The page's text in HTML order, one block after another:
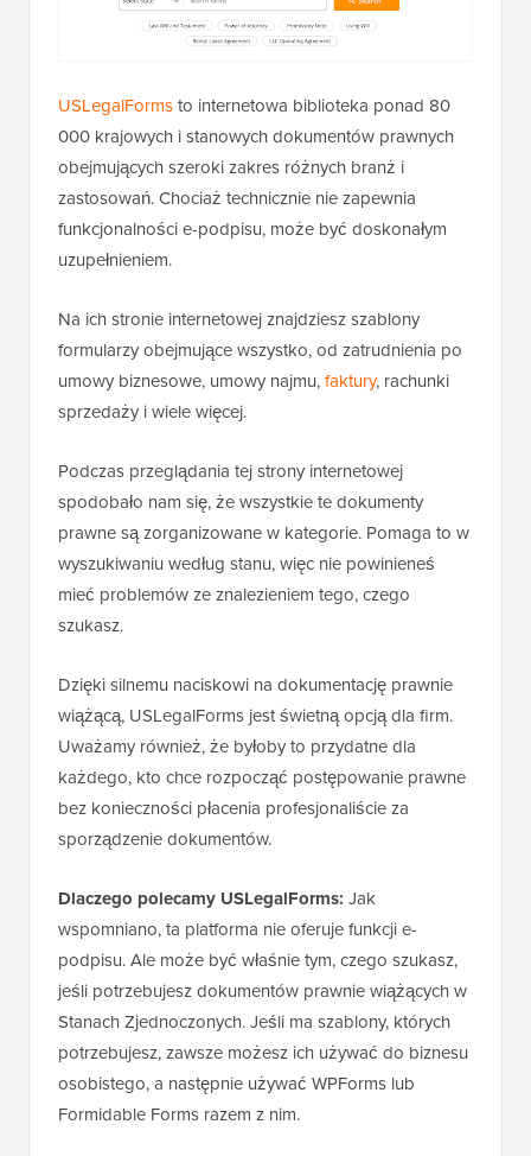
USLegalFormsto internetowa biblioteka ponad 80
000 krajowych i stanowych dokumentów prawnych
obejmujących szeroki zakres różnych branż i
zastosowań. Chociaż technicznie nie zapewnia
funkcjonalności e-podpisu, może być doskonałym
uzupełnieniem.
Na ich stronie internetowej znajdziesz szablony
formularzy obejmujące wszystko, od zatrudnienia po
umowy biznesowe, umowy najmu,faktury, rachunki
sprzedaży i wiele więcej.
Podczas przeglądania tej strony internetowej
spodobało nam się, że wszystkie te dokumenty
prawne są zorganizowane w kategorie. Pomaga to w
wyszukiwaniu według stanu, więc nie powinieneś
mieć problemów ze znalezieniem tego, czego
szukasz.
Dzięki silnemu naciskowi na dokumentację prawnie
wiążącą, USLegalForms jest świetną opcją dla firm.
Uważamy również, że byłoby to przydatne dla
każdego, kto chce rozpocząć postępowanie prawne
bez konieczności płacenia profesjonaliście za
sporządzenie dokumentów.
Dlaczego polecamy USLegalForms: Jak
wspomniano, ta platforma nie oferuje funkcji e-
podpisu. Ale może być właśnie tym, czego szukasz,
jeśli potrzebujesz dokumentów prawnie wiążących w
Stanach Zjednoczonych. Jeśli ma szablony, których
potrzebujesz, zawsze możesz ich używać do biznesu
osobistego, a następnie używać WPForms lub
Formidable Forms razem z nim.